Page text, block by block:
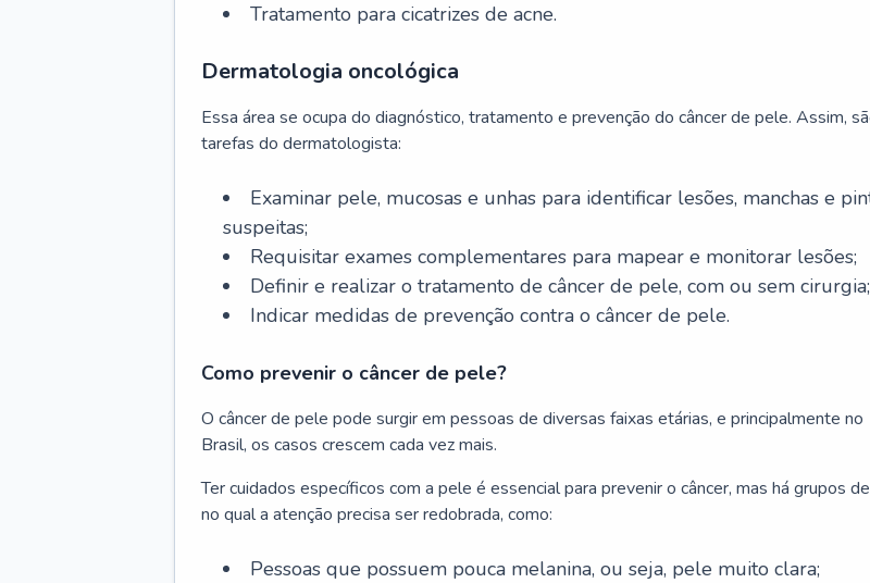
Tratamento para cicatrizes de acne.
Dermatologia oncológica
Essa área se ocupa do diagnóstico, tratamento e prevenção do câncer de pele. Assim,
tarefas do dermatologista:
Examinar pele, mucosas e unhas para identificar lesões, manchas e
suspeitas;
Requisitar exames complementares para mapear e monitorar lesões;
Definir e realizar o tratamento de câncer de pele, com ou sem cirurgia;
Indicar medidas de prevenção contra o câncer de pele.
Como prevenir o câncer de pele?
O câncer de pele pode surgir em pessoas de diversas faixas etárias, e principalmente no
Brasil, os casos crescem cada vez mais.
Ter cuidados específicos com a pele é essencial para prevenir o câncer, mas há grupos
no qual a atenção precisa ser redobrada, como:
Pessoas que possuem pouca melanina, ou seja, pele muito clara;